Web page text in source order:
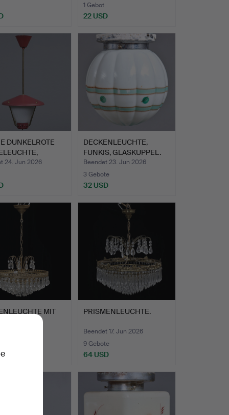
1 Gebot
22 USD
DUNKELROTE
MO…
24. Jun 2026
DECKENLEUCHTE,
FUNKIS, GLASKUPPEL.
Beendet 23. Jun 2026
3 Gebote
32 USD
MIT
PRISMENLEUCHTE.
Beendet 17. Jun 2026
9 Gebote
64 USD